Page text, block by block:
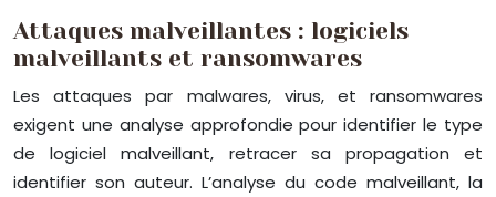
Attaques malveillantes : logiciels
malveillants et ransomwares
Les attaques par malwares, virus, et ransomwares
exigent une analyse approfondie pour identifier le type
de logiciel malveillant, retracer sa propagation et
identifier son auteur. L’analyse du code malveillant, la